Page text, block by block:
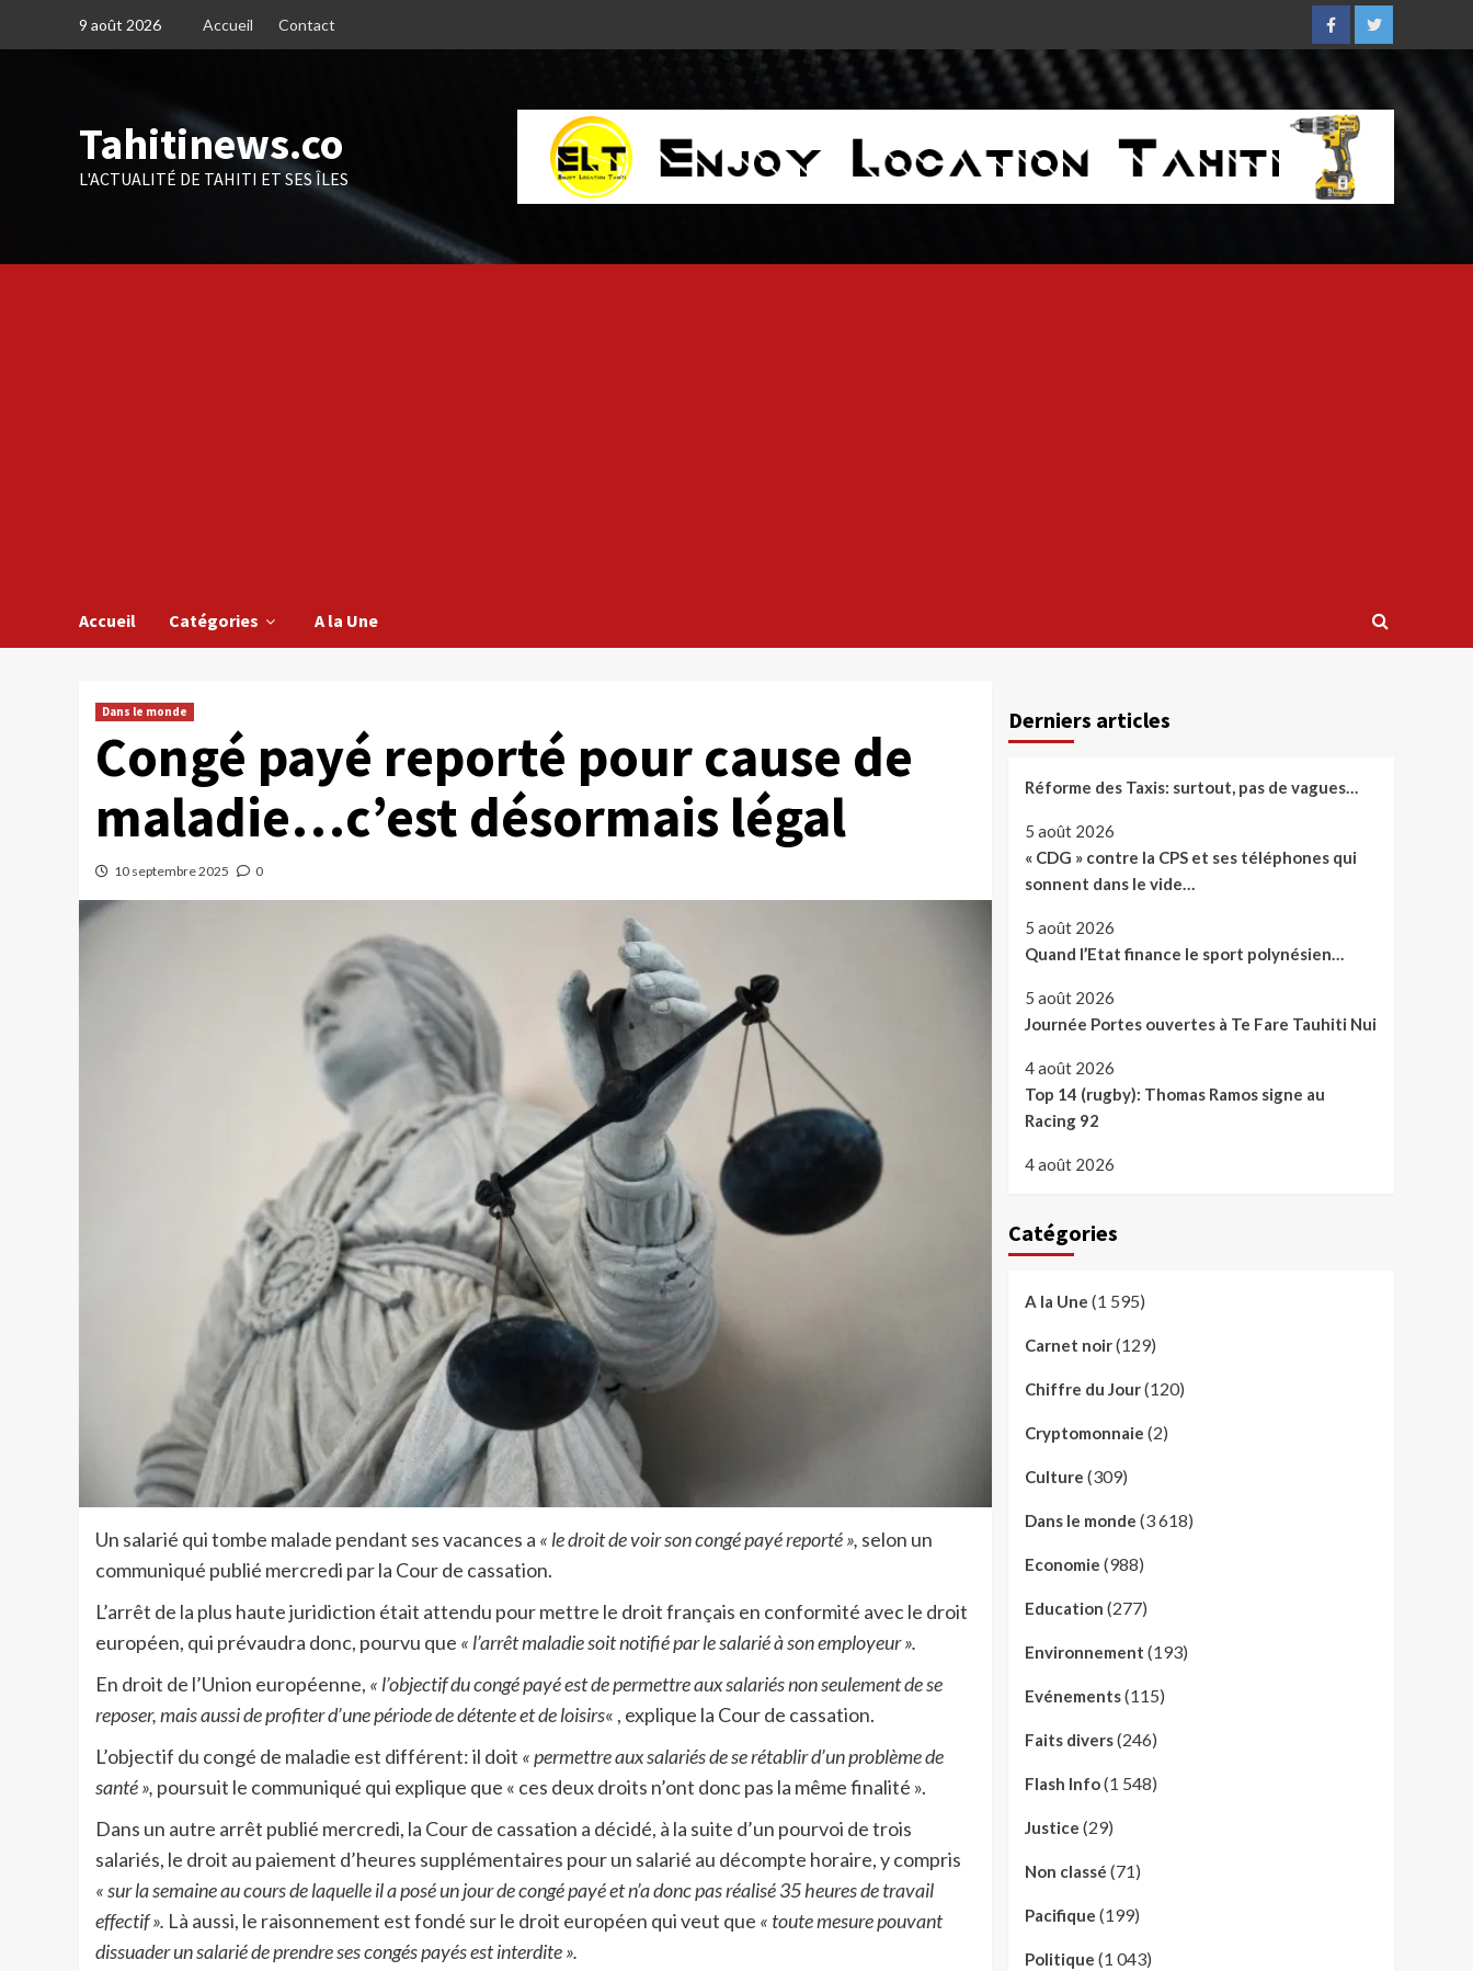
9 août 2026 Accueil Contact
FacebookTwitter
Tahitinews.co
L'ACTUALITÉ DE TAHITI ET SES ÎLES
Accueil Catégories A la Une
Dans le monde
Congé payé reporté pour cause de
maladie…c’est désormais légal
10 septembre 2025 0
Un salarié qui tombe malade pendant ses vacances a « le droit de voir son congé payé reporté », selon un
communiqué publié mercredi par la Cour de cassation.
L’arrêt de la plus haute juridiction était attendu pour mettre le droit français en conformité avec le droit
européen, qui prévaudra donc, pourvu que « l’arrêt maladie soit notifié par le salarié à son employeur ».
En droit de l’Union européenne, « l’objectif du congé payé est de permettre aux salariés non seulement de se
reposer, mais aussi de profiter d’une période de détente et de loisirs« , explique la Cour de cassation.
L’objectif du congé de maladie est différent: il doit « permettre aux salariés de se rétablir d’un problème de
santé », poursuit le communiqué qui explique que « ces deux droits n’ont donc pas la même finalité ».
Dans un autre arrêt publié mercredi, la Cour de cassation a décidé, à la suite d’un pourvoi de trois
salariés, le droit au paiement d’heures supplémentaires pour un salarié au décompte horaire, y compris
« sur la semaine au cours de laquelle il a posé un jour de congé payé et n’a donc pas réalisé 35 heures de travail
effectif ». Là aussi, le raisonnement est fondé sur le droit européen qui veut que « toute mesure pouvant
dissuader un salarié de prendre ses congés payés est interdite ».
Derniers articles
Réforme des Taxis: surtout, pas de vagues…
5 août 2026
« CDG » contre la CPS et ses téléphones qui
sonnent dans le vide…
5 août 2026
Quand l’Etat finance le sport polynésien…
5 août 2026
Journée Portes ouvertes à Te Fare Tauhiti Nui
4 août 2026
Top 14 (rugby): Thomas Ramos signe au
Racing 92
4 août 2026
Catégories
A la Une (1 595)
Carnet noir(129)
Chiffre du Jour(120)
Cryptomonnaie (2)
Culture (309)
Dans le monde (3 618)
Economie (988)
Education (277)
Environnement (193)
Evénements(115)
Faits divers(246)
Flash Info(1 548)
Justice (29)
Non classé (71)
Pacifique (199)
Politique (1 043)